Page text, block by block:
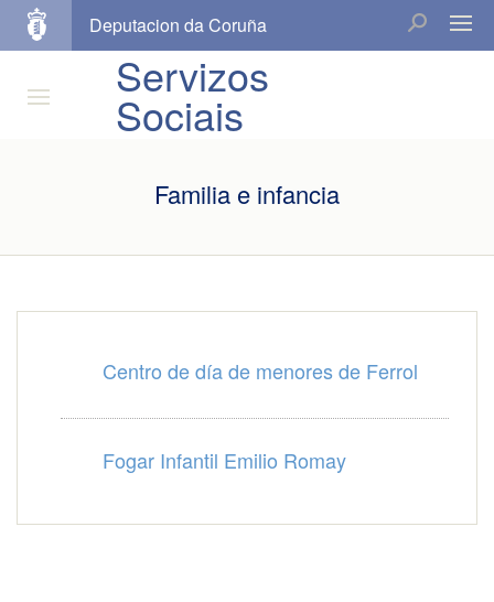
Deputacion da Coruña
Servizos
Sociais
Familia e infancia
Centro de día de menores de Ferrol
Fogar Infantil Emilio Romay